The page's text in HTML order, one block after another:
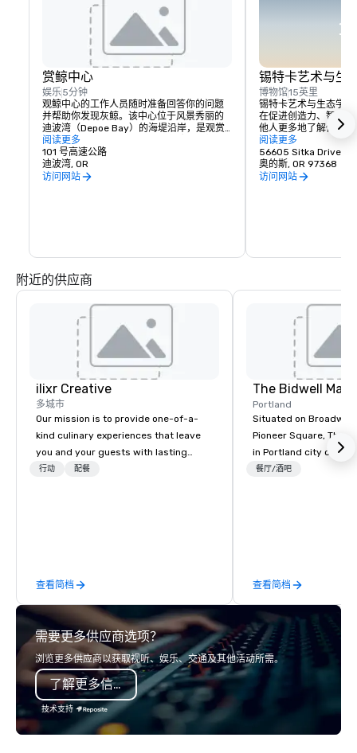
赏鲸中心
娱乐5分钟
观鲸中心的工作人员随时准备回答你的问题
并帮助你发现灰鲸。该中心位于风景秀丽的
迪波湾（Depoe Bay）的海堤沿岸，是观赏
鲸鱼吹击、潜水、间谍跳跃和突破的理想场
所。
全年在俄勒冈海岸观鲸！
鲸。
阅读更多
101 号高速公路
迪波湾, OR
访问网站
锡特卡艺术与生
博物馆15英里
锡特卡艺术与生态学
在促进创造力、智力
他人更多地了解他们
与自然的联系，锡特
大艺术、自然和人类
锡特卡中心提供研讨
是一个多元化的人群
阅读更多
56605 Sitka Drive
奥的斯, OR 97368
访问网站
附近的供应商
ilixr Creative
多城市
Our mission is to provide one-of-a-
kind culinary experiences that leave
you and your guests with lasting
memories and satiated palates. Every
catering industry.
行动 配餐
查看简档
The Bidwell
Portland
Situated on
Pioneer Square, The
in Portland city center
edge of the forest:
at Base Camp, one
rental per day is
stay's destination
experience at one of
to stay in Portland.
餐厅/酒吧
查看简档
需要更多供应商选项？
浏览更多供应商以获取视听、娱乐、交通及其他活动所需。
了解更多信息
技术支持